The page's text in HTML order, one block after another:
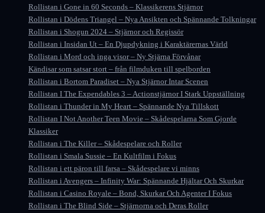
Rollistan i Gone in 60 Seconds – Klassikerens Stjärnor
Rollistan i Dödens Triangel – Nya Ansikten och Spännande Tolkningar
Rollistan i Shogun 2024 – Stjärnor och Regissör
Rollistan i Insidan Ut – En Djupdykning i Karaktärernas Värld
Rollistan i Mord och inga visor – Ny Stjärna Förvånar
Kändisar som satsar stort – från filmduken till spelborden
Rollistan i Bortom Paradiset – Nya Stjärnor Intar Scenen
Rollistan I The Expendables 3 – Actionstjärnor I Stark Uppställning
Rollistan i Thunder in My Heart – Spännande Nya Tillskott
Rollistan I Not Another Teen Movie – Skådespelarna Som Gjorde
Klassiker
Rollistan i The Killer – Skådespelare och Roller
Rollistan i Smala Sussie – En Kultfilm i Fokus
Rollistan i ett päron till farsa – Skådespelare vi minns
Rollistan i Avengers – Infinity War: Spännande Hjältar Och Skurkar
Rollistan i Casino Royale – Bond, Skurkar Och Agenter I Fokus
Rollistan i The Blind Side – Stjärnorna och Deras Roller